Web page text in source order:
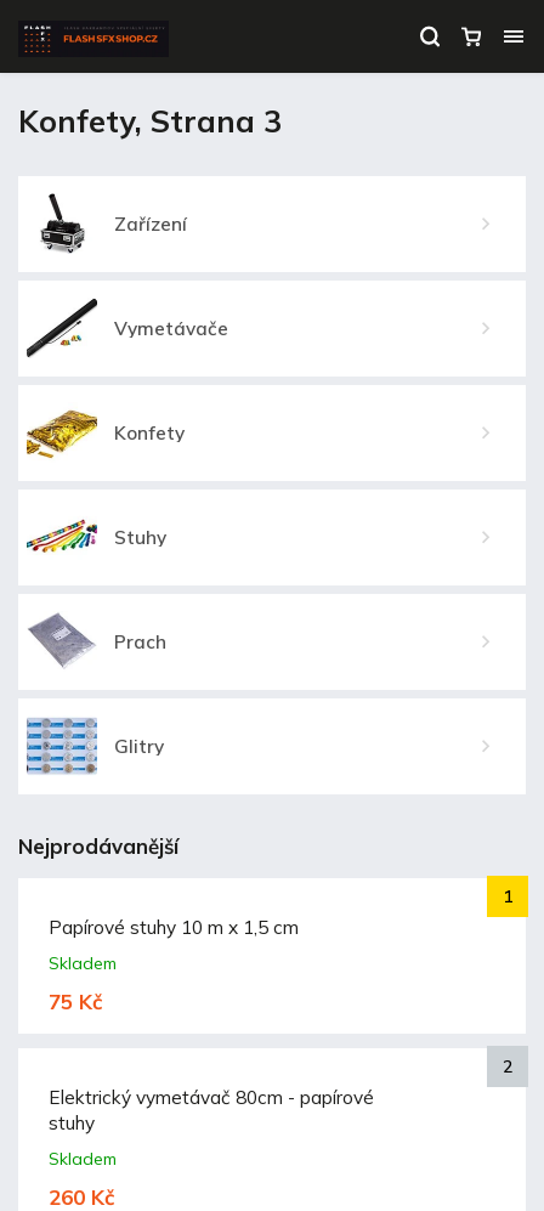
Konfety, Strana 3
Zařízení
Vymetávače
Konfety
Stuhy
Prach
Glitry
Nejprodávanější
Papírové stuhy 10 m x 1,5 cm
Skladem
75 Kč
Elektrický vymetávač 80cm - papírové
stuhy
Skladem
260 Kč